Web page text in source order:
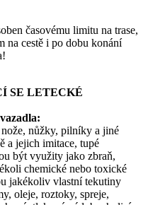
časovému limitu na trase,
na cestě i po dobu konání
SE LETECKÉ
nože, nůžky, pilníky a jiné
a jejich imitace, tupé
být využity jako zbraň,
chemické nebo toxické
jakékoliv vlastní tekutiny
oleje, roztoky, spreje,